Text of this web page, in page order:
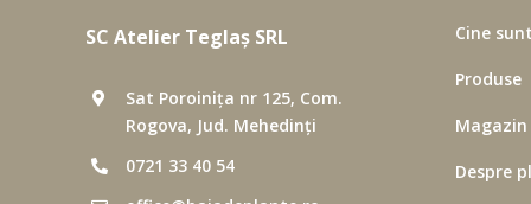
SC Atelier Teglaș SRL
Sat Poroinița nr 125, Com.
Rogova, Jud. Mehedinți
0721 33 40 54
Cine
Produse
Magazin
Despre